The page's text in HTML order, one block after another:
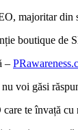
majoritar
boutique de
–
voi găsi
te învață